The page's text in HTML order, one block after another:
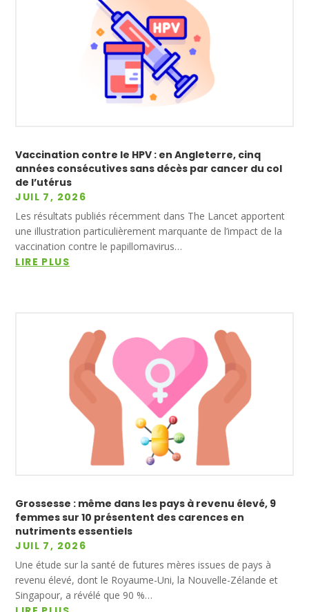
Vaccination contre le HPV : en Angleterre, cinq
années consécutives sans décès par cancer du col
de l’utérus
JUIL 7, 2026
Les résultats publiés récemment dans The Lancet apportent
une illustration particulièrement marquante de l’impact de la
vaccination contre le papillomavirus…
LIRE PLUS
Grossesse : même dans les pays à revenu élevé, 9
femmes sur 10 présentent des carences en
nutriments essentiels
JUIL 7, 2026
Une étude sur la santé de futures mères issues de pays à
revenu élevé, dont le Royaume-Uni, la Nouvelle-Zélande et
Singapour, a révélé que 90 %…